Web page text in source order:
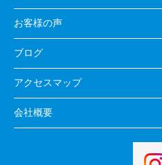
お客様の声
ブログ
アクセスマップ
会社概要